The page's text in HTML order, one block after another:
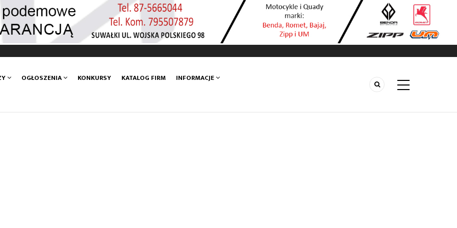
OGŁOSZENIA KONKURSY KATALOG FIRM INFORMACJE